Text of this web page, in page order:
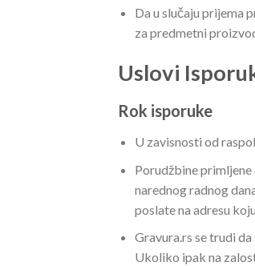
Da u slučaju prijema
za predmetni
Uslovi
Rok isporuke
U zavisnosti od
Porudžbine
narednog radnog
poslate na adresu
Gravura.rs se trudi
Ukoliko ipak na